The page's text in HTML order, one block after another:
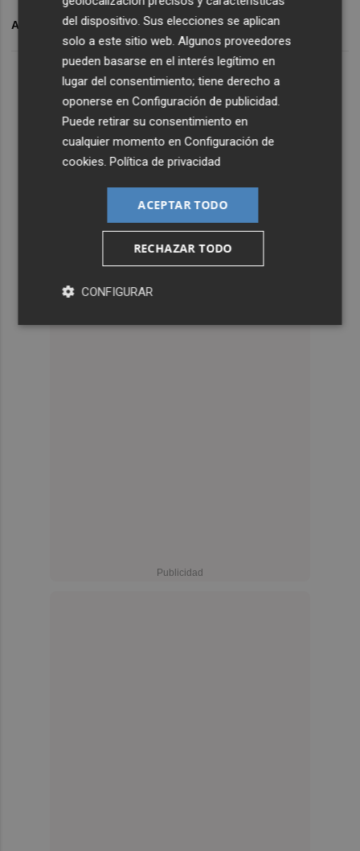
ARCHIVADO EN CONCIERTO DANA VALENCIA
del dispositivo. Sus elecciones se aplican
solo a este sitio web. Algunos proveedores
pueden basarse en el interés legítimo en
lugar del consentimiento; tiene derecho a
oponerse enConfiguración de publicidad
Puede retirar su consentimiento en
cualquier momento enConfiguración de
cookies .Política de privacidad
ACEPTAR TODO
RECHAZAR TODO
CONFIGURAR